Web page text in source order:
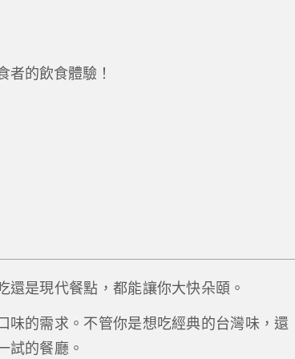
者的飲食體驗！
是現代餐點，都能讓你大快朵頤。
味的需求。不管你是想吃經典的台灣味，還
試的餐廳。